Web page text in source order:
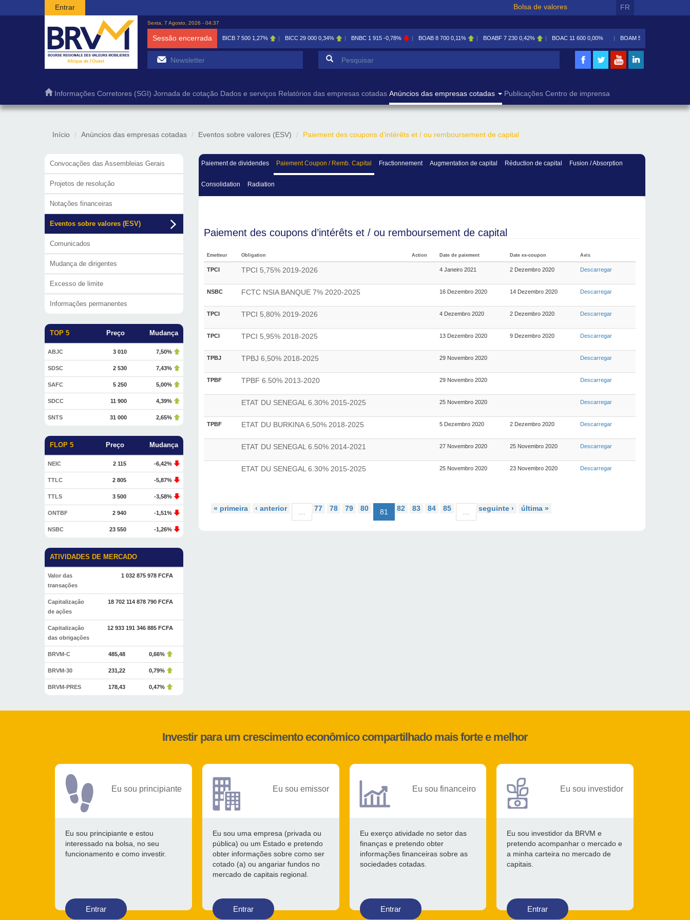
Passar para o conteúdo principal
Entrar Bolsa de valores FR
Sexta, 7 Agosto, 2026 - 04:37
Sessão encerrada BICB 7 500 1,27% BICC 29 000 0,34% BNBC 1 915 -0,78% BOAB 8 700 0,11% BOABF 7 230 0,42% BOAC 11 600 0,00% BOAM 5 585
Formulário de pesquisa
Informações Corretores (SGI) Jornada de cotação Dados e serviços Relatórios das empresas cotadas Anúncios das empresas cotadas Publicações Centro de imprensa
Início Anúncios das empresas cotadas Eventos sobre valores (ESV) Paiement des coupons d’intérêts et / ou remboursement de capital
Convocações das Assembleias Gerais
Projetos de resolução
Notações financeiras
Eventos sobre valores (ESV)
Comunicados
Mudança de dirigentes
Excesso de limite
Informações permanentes
TOP 5 Preço Mudança
ABJC 3 010 7,50%
SDSC 2 530 7,43%
SAFC 5 250 5,00%
SDCC 11 900 4,39%
SNTS 31 000 2,65%
FLOP 5 Preço Mudança
NEIC 2 115 -6,42%
TTLC 2 805 -5,87%
TTLS 3 500 -3,58%
ONTBF 2 940 -1,51%
NSBC 23 550 -1,26%
ATIVIDADES DE MERCADO
Valor das
transações
1 032 875 978 FCFA
Capitalização
de ações
18 702 114 878 790 FCFA
Capitalização
das obrigações
12 933 191 346 885 FCFA
BRVM-C 485,48 0,66%
BRVM-30 231,22 0,79%
BRVM-PRES 178,43 0,47%
Paiement de dividendes Paiement Coupon / Remb. Capital Fractionnement Augmentation de capital Réduction de capital Fusion / Absorption
Consolidation Radiation
Paiement des coupons d’intérêts et / ou remboursement de capital
Emetteur Obligation Action Date de paiement Date ex-coupon Avis
TPCI TPCI 5,75% 2019-2026 4 Janeiro 2021 2 Dezembro 2020 Descarregar
NSBC FCTC NSIA BANQUE 7% 2020-2025 16 Dezembro 2020 14 Dezembro 2020 Descarregar
TPCI TPCI 5,80% 2019-2026 4 Dezembro 2020 2 Dezembro 2020 Descarregar
TPCI TPCI 5,95% 2018-2025 13 Dezembro 2020 9 Dezembro 2020 Descarregar
TPBJ TPBJ 6,50% 2018-2025 29 Novembro 2020 Descarregar
TPBF TPBF 6.50% 2013-2020 29 Novembro 2020 Descarregar
ETAT DU SENEGAL 6.30% 2015-2025 25 Novembro 2020 Descarregar
TPBF ETAT DU BURKINA 6,50% 2018-2025 5 Dezembro 2020 2 Dezembro 2020 Descarregar
ETAT DU SENEGAL 6.50% 2014-2021 27 Novembro 2020 25 Novembro 2020 Descarregar
ETAT DU SENEGAL 6.30% 2015-2025 25 Novembro 2020 23 Novembro 2020 Descarregar
« primeira ‹ anterior 77 78 79 80 81 82 83 84 85 seguinte › última »
Investir para um crescimento econômico compartilhado mais forte e melhor
Eu sou principiante
Eu sou principiante e estou
interessado na bolsa, no seu
funcionamento e como investir.
Entrar
Eu sou emissor
Eu sou uma empresa (privada ou
pública) ou um Estado e pretendo
obter informações sobre como ser
cotado (a) ou angariar fundos no
mercado de capitais regional.
Entrar
Eu sou financeiro
Eu exerço atividade no setor das
finanças e pretendo obter
informações financeiras sobre as
sociedades cotadas.
Entrar
Eu sou investidor
Eu sou investidor da BRVM e
pretendo acompanhar o mercado e
a minha carteira no mercado de
capitais.
Entrar